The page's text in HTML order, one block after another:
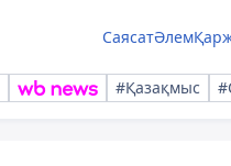
СаясатӘлем
#Қазақмыс